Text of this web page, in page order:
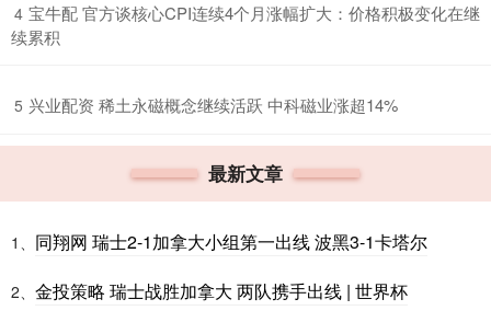
4 ​宝牛配 官方谈核心CPI连续4个月涨幅扩大：价格积极变化在继
续累积
5 ​兴业配资 稀土永磁概念继续活跃 中科磁业涨超14%
最新文章
1、 同翔网 瑞士2-1加拿大小组第一出线 波黑3-1卡塔尔
2、 金投策略 瑞士战胜加拿大 两队携手出线 | 世界杯